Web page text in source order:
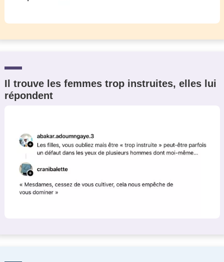
Il trouve les femmes trop instruites, elles lui
répondent